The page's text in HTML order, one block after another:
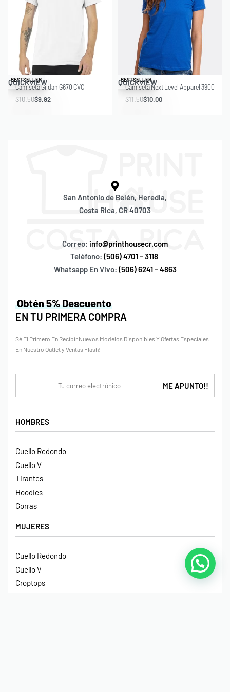
Save $0.58
BESTSELLER
QUICKVIEW
Camiseta Gildan G670 CVC
$10.50$9.92
Save $1.50
BESTSELLER
QUICKVIEW
Camiseta Next Level Apparel 3900
$11.50$10.00
San Antonio de Belén, Heredia,
Costa Rica, CR 40703
Correo: info@printhousecr.com
Teléfono: (506) 4701 – 3118
Whatsapp En Vivo: (506) 6241 – 4863
HOMBRES
Cuello Redondo
Cuello V
Tirantes
Hoodies
Gorras
MUJERES
Cuello Redondo
Cuello V
Croptops
Obtén 5% Descuento
EN TU PRIMERA COMPRA
Sé El Primero En Recibir Nuevos Modelos Disponibles Y Ofertas Especiales
En Nuestro Outlet y Ventas Flash!